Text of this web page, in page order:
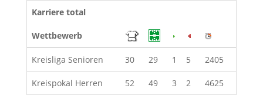
Karriere total
Wettbewerb
Kreisliga Senioren 30 29 1 5 2405
Kreispokal Herren 52 49 3 2 4625